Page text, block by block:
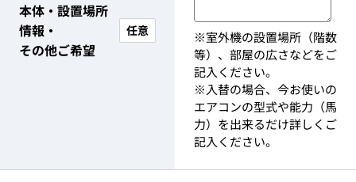
本体・設置場所
情報・
その他ご希望
任意
※室外機の設置場所（階数
等）、部屋の広さなどをご
記入ください。
※入替の場合、今お使いの
エアコンの型式や能力（馬
力）を出来るだけ詳しくご
記入ください。